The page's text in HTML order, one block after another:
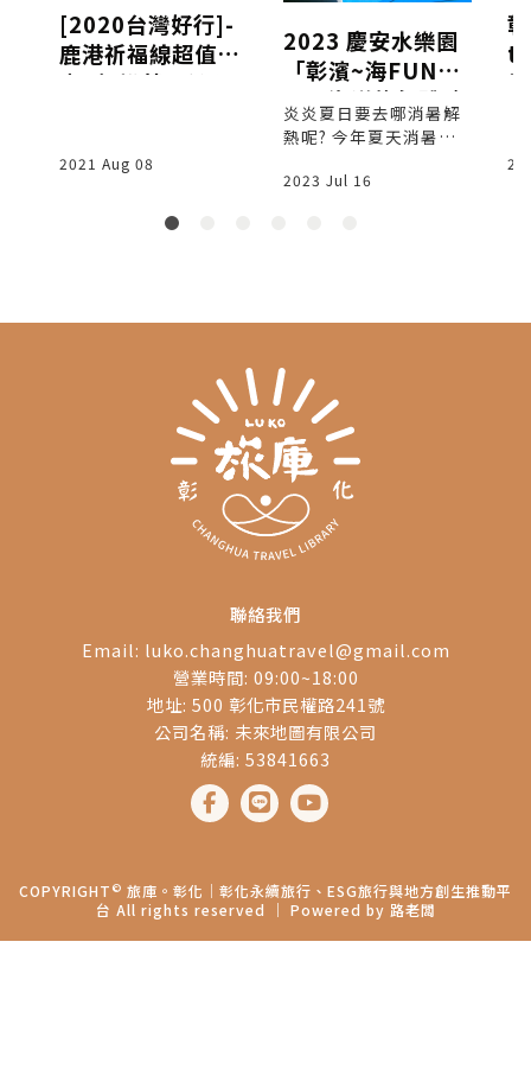
[2020台灣好行]-
鹿港祈福線超值優
惠+超推薦必訪私
2021 Aug 08
2023 慶安水樂園
「彰濱~海FUN一
夏」海洋旅行體驗
│彰化自然生態教
、SUP龍舟版、獨
炎炎夏日要去哪消暑解
熱呢? 今年夏天消暑重
夏」慶安水樂園，於11
月31日(日)連續5周周末
獨木舟以及刺激好玩的
水上摩托車體驗等活
動，活動期間也歡迎愛
好SUP玩家帶著自己的
裝備來玩水。
2023 Jul 16
聯絡我們
Email: luko.changhuatravel@gmail.com
營業時間: 09:00~18:00
地址: 500 彰化市民權路241號
公司名稱: 未來地圖有限公司
統編: 53841663
COPYRIGHT © 旅庫。彰化│彰化永續旅行、ESG旅行與地方創生推動平
台 All rights reserved ｜ Powered by 路老闆